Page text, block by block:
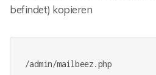
befindet) kopieren
/admin/mailbeez.php